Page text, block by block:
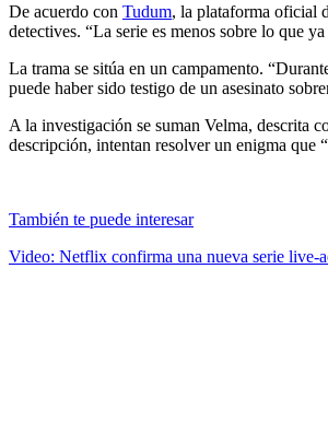
De acuerdo con Tudum, la plataforma oficial
detectives. “La serie es menos sobre lo que
La trama se sitúa en un campamento.
puede haber sido testigo de un asesinato
A la investigación se suman Velma, descrita
descripción, intentan resolver un enigma que
También te puede interesar
Video: Netflix confirma una nueva serie live-